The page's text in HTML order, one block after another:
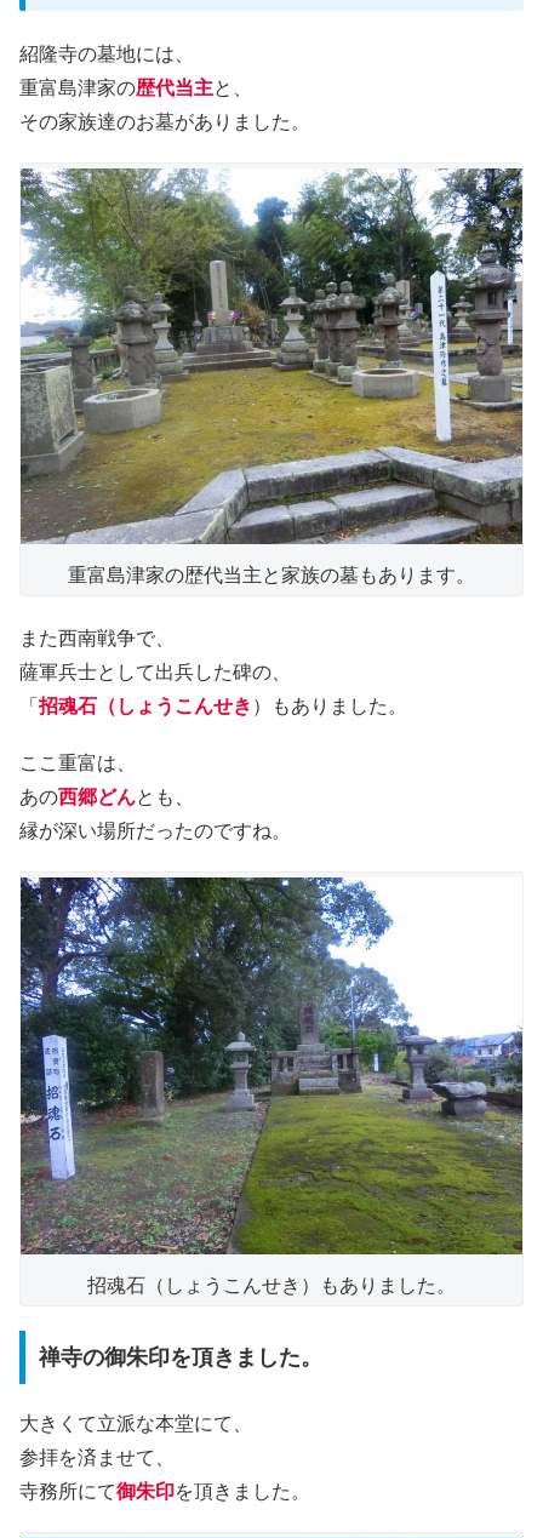
紹隆寺の墓地には、
重富島津家の歴代当主と、
その家族達のお墓がありました。
重富島津家の歴代当主と家族の墓もあります。
また西南戦争で、
薩軍兵士として出兵した碑の、
「 招魂石（しょうこんせき ）もありました。
ここ重富は、
あの西郷どんとも、
縁が深い場所だったのですね。
招魂石（しょうこんせき）もありました。
禅寺の御朱印を頂きました。
大きくて立派な本堂にて、
参拝を済ませて、
寺務所にて御朱印を頂きました。